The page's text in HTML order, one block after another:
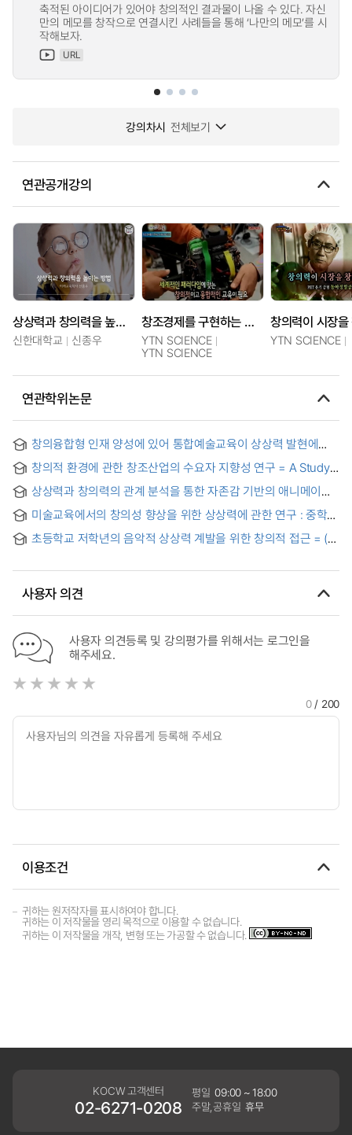
축적된 아이디어가 있어야 창의적인 결과물이 나올 수 있다. 자신
만의 메모를 창작으로 연결시킨 사례들을 통해 ‘나만의 메모’를 시
작해보자.
URL
강의차시 전체보기
연관공개강의
상상력과 창의력을 높이는 방법
신한대학교 신종우
창조경제를 구현하는 창의IT융합인재 양성
YTN SCIENCE
YTN SCIENCE
YTN SCIENCE
연관학위논문
창의융합형 인재 양성에 있어 통합예술교육이 상상력 발현에
창의적 환경에 관한 창조산업의 수요자 지향성 연구 = A Study
Creative Industry
상상력과 창의력의 관계 분석을 통한 자존감 기반의 애니메이션
Animation Creationthrough the Relationship between
Imaginationand Creativity Base on Self-Esteem
미술교육에서의 창의성 향상을 위한 상상력에 관한 연구 : 중학교
Creativity in Art Education : Focusing on Middle School Art
초등학교 저학년의 음악적 상상력 계발을 위한 창의적 접근 = (A)
사용자 의견
사용자 의견등록 및 강의평가를 위해서는 로그인을
해주세요.
0/ 200
이용조건
귀하는 원저작자를 표시하여야 합니다.
귀하는 이 저작물을 영리 목적으로 이용할 수 없습니다.
귀하는 이 저작물을 개작, 변형 또는 가공할 수 없습니다.
KOCW 고객센터
02-6271-0208
평일 09:00 ~ 18:00
주말,공휴일 휴무